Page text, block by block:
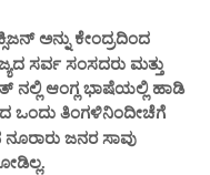
ಅನ್ನು ಕೇಂದ್ರದಿಂದ
ಸರ್ವ ಸಂಸದರು ಮತ್ತು
ಆಂಗ್ಲ ಭಾಷೆಯಲ್ಲಿ ಹಾಡಿ
ಒಂದು ತಿಂಗಳಿನಿಂದೀಚೆಗೆ
ಜನರ ಸಾವು
ಡಿಲ್ಲ.